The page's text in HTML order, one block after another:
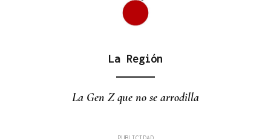
La Región
La Gen Z que no se arrodilla